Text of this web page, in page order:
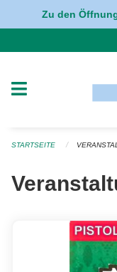
Navigation überspringen
Zu den
STARTSEITE